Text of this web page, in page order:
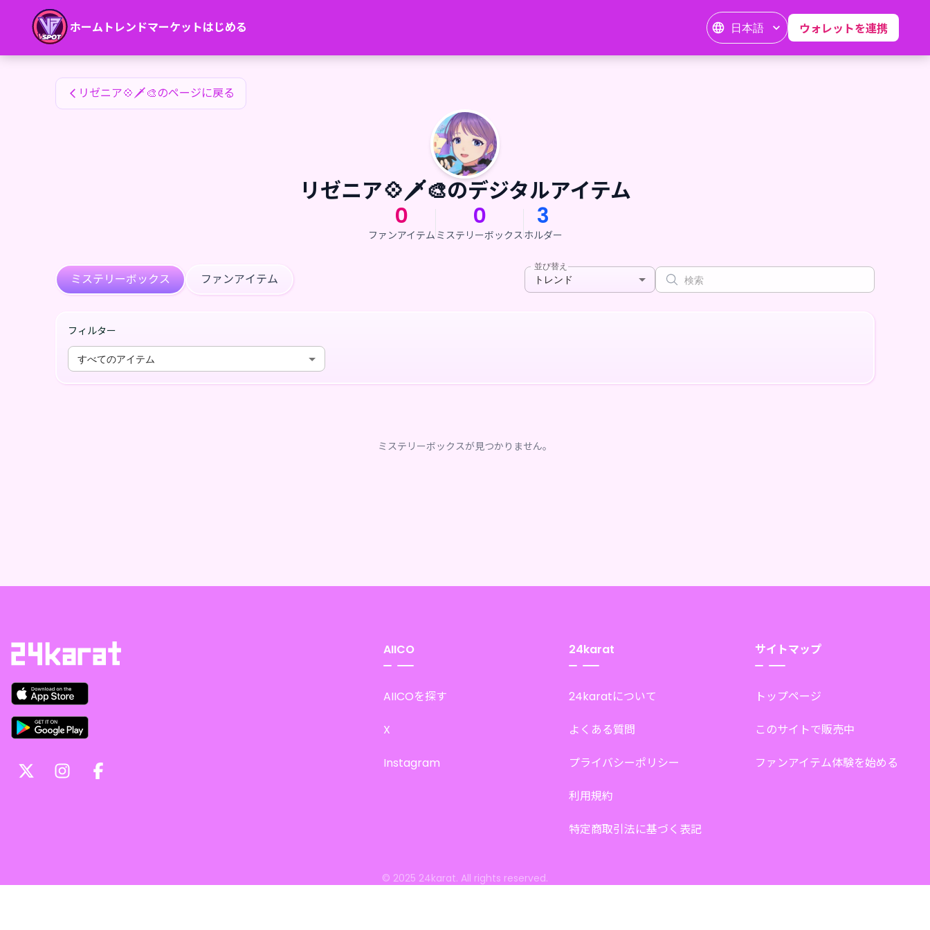
ホーム トレンドマーケットはじめる 日本語 ウォレットを連携
リゼニア💠🗡🎨のファンアイテム
リゼニア💠🗡🎨のページに戻る
リゼニア💠🗡🎨のデジタルアイテム
0
ファンアイテム
0
ミステリーボックス
3
ホルダー
ミステリーボックス ファンアイテム
並び替え
トレンド
フィルター
すべてのアイテム
ミステリーボックスが見つかりません。
AIICO
AIICOを探す
X
Instagram
24karat
24karatについて
よくある質問
プライバシーポリシー
利用規約
特定商取引法に基づく表記
サイトマップ
トップページ
このサイトで販売中
ファンアイテム体験を始める
© 2025 24karat. All rights reserved.
リゼニア💠🗡🎨のファンアイテム — 24karat